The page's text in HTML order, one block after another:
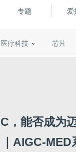
专题 爱
医疗科技 芯片
，能否成为
AIGC-MED